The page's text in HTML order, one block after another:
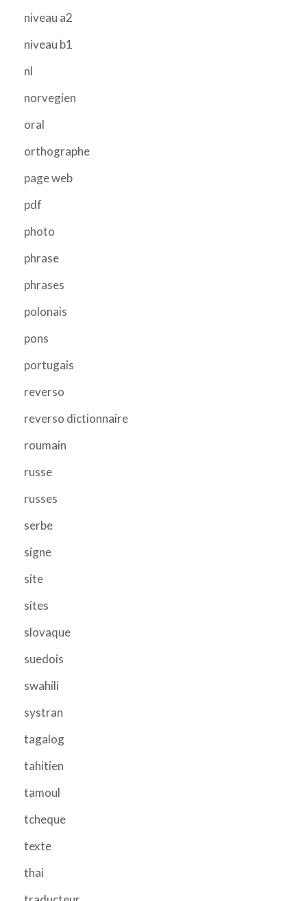
niveau a2
niveau b1
nl
norvegien
oral
orthographe
page web
pdf
photo
phrase
phrases
polonais
pons
portugais
reverso
reverso dictionnaire
roumain
russe
russes
serbe
signe
site
sites
slovaque
suedois
swahili
systran
tagalog
tahitien
tamoul
tcheque
texte
thai